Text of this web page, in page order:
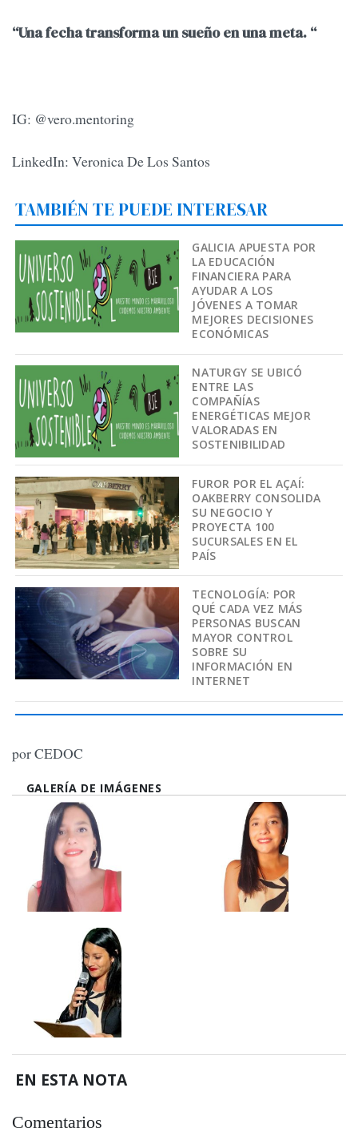
“Una fecha transforma un sueño en una meta. “
IG: @vero.mentoring
LinkedIn: Veronica De Los Santos
TAMBIÉN TE PUEDE INTERESAR
GALICIA APUESTA POR
LA EDUCACIÓN
FINANCIERA PARA
AYUDAR A LOS
JÓVENES A TOMAR
MEJORES DECISIONES
ECONÓMICAS
NATURGY SE UBICÓ
ENTRE LAS
COMPAÑÍAS
ENERGÉTICAS MEJOR
VALORADAS EN
SOSTENIBILIDAD
FUROR POR EL AÇAÍ:
OAKBERRY CONSOLIDA
SU NEGOCIO Y
PROYECTA 100
SUCURSALES EN EL
PAÍS
TECNOLOGÍA: POR
QUÉ CADA VEZ MÁS
PERSONAS BUSCAN
MAYOR CONTROL
SOBRE SU
INFORMACIÓN EN
INTERNET
por CEDOC
GALERÍA DE IMÁGENES
EN ESTA NOTA
Comentarios